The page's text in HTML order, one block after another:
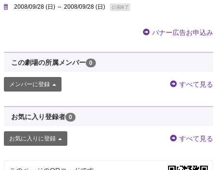
2008/09/28 (日) ～ 2008/09/28 (日) 公演終了
バナー広告お申込み
この劇場の所属メンバー 0
メンバーに登録 すべて見る
お気に入り登録者 0
お気に入りに登録 すべて見る